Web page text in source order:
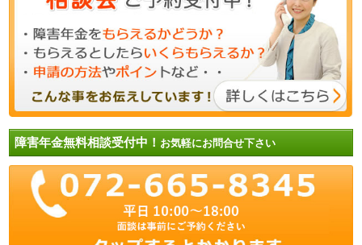
障害年金無料相談受付中！ お気軽にお問合せ下さい